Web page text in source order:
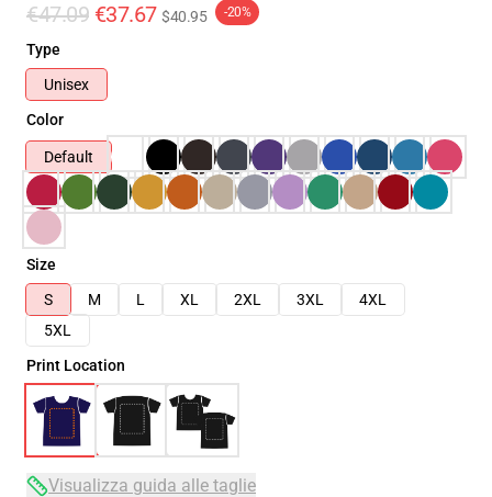
€47.09 €37.67 $40.95 -20%
Type
Unisex
Color
Default
Size
S
M L XL 2XL 3XL
4XL
5XL
Print Location
Visualizza guida alle taglie